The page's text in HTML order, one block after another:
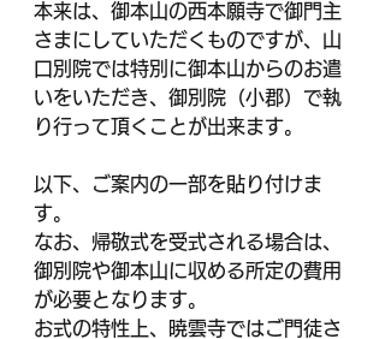
本来は、御本山の西本願寺で御門主
さまにしていただくものですが、山
口別院では特別に御本山からのお遣
いをいただき、御別院（小郡）で執
り行って頂くことが出来ます。
以下、ご案内の一部を貼り付けま
す。
なお、帰敬式を受式される場合は、
御別院や御本山に収める所定の費用
が必要となります。
お式の特性上、暁雲寺ではご門徒さ